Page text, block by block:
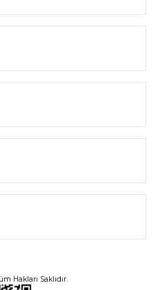
Hakları Saklıdır.